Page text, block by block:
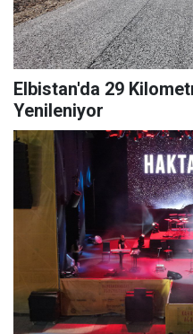
Elbistan'da 29
Yenileniyor